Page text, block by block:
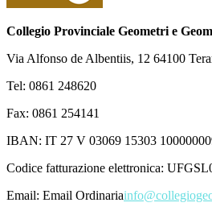
Collegio Provinciale Geometri e
Via Alfonso de Albentiis, 12 64100
Tel: 0861 248620
Fax: 0861 254141
IBAN: IT 27 V 03069 15303
Codice fatturazione elettronica:
Email: Email Ordinaria